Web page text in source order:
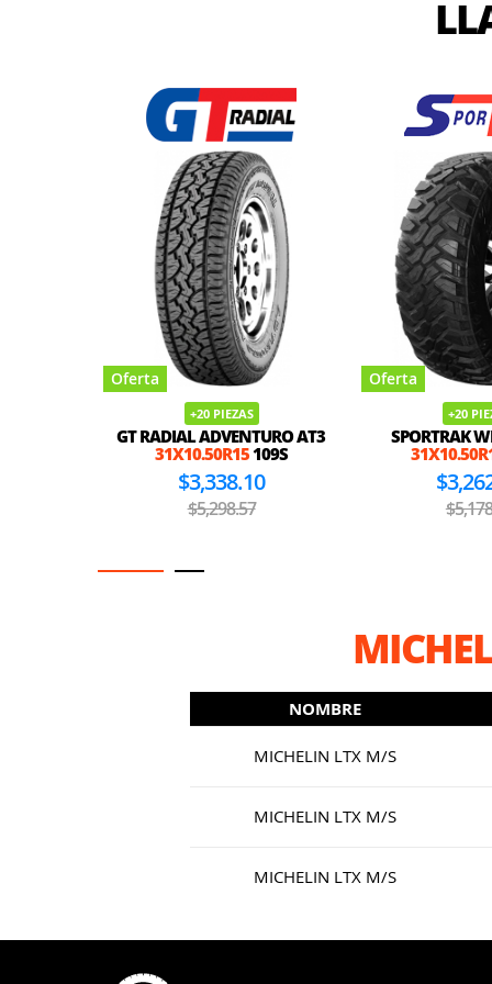
Oferta
+20 PIEZAS
GT RADIAL ADVENTURO AT3
31X10.50R15109S
$3,338.10
$5,298.57
Oferta
+20
SPORTRAK
NOMBRE
MICHELIN LTX M/S
MICHELIN LTX M/S
MICHELIN LTX M/S